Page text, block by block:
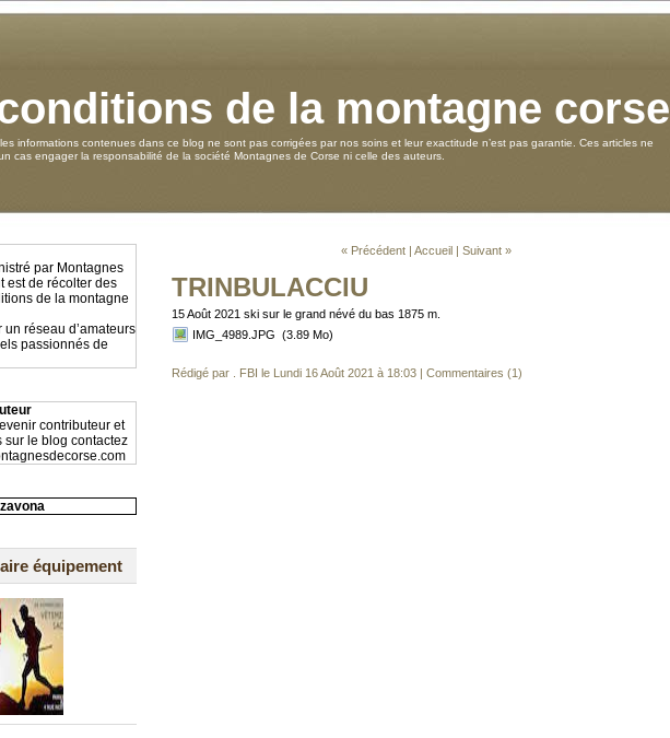
de la montagne corse
informations contenues dans ce blog ne sont pas corrigées par nos soins et leur exactitude n’est pas garantie. Ces articles ne
cas engager la responsabilité de la société Montagnes de Corse ni celle des auteurs.
par Montagnes
est de récolter des
de la montagne
un réseau d’amateurs
passionnés de
contributeur et
sur le blog contactez
équipement
« Précédent | Accueil | Suivant »
TRINBULACCIU
15 Août 2021 ski sur le grand névé du bas 1875 m.
IMG_4989.JPG (3.89 Mo)
Rédigé par . FBI le Lundi 16 Août 2021 à 18:03 | Commentaires (1)